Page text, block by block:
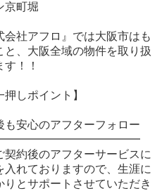
京町堀
会社アフロ』では大阪市はも
と、大阪全域の物件を取り扱
！！
押しポイント】
安心のアフターフォロー
契約後のアフターサービスに
入れておりますので、生涯に
りとサポートさせていただき